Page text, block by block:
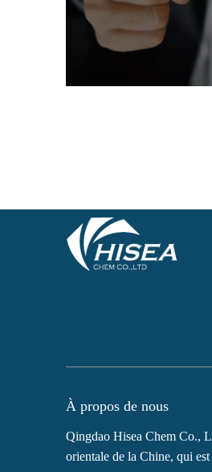
À propos de nous
Qingdao Hisea Chem Co.,
orientale de la Chine, qui